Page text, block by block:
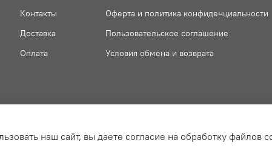
Контакты
Доставка
Оплата
Оферта и политика конфиденциальности
Пользовательское соглашение
Условия обмена и возврата
наш сайт, вы даете согласие на обработку файлов